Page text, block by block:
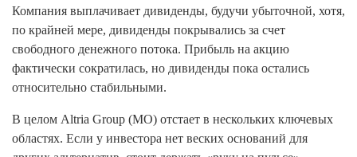
Компания выплачивает дивиденды, будучи убыточной, хотя,
по крайней мере, дивиденды покрывались за счет
свободного денежного потока. Прибыль на акцию
фактически сократилась, но дивиденды пока остались
относительно стабильными.
В целом Altria Group (MO) отстает в нескольких ключевых
областях. Если у инвестора нет веских оснований для